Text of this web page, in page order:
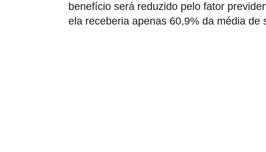
benefício será reduzido pelo fator
ela receberia apenas 60,9% da média de